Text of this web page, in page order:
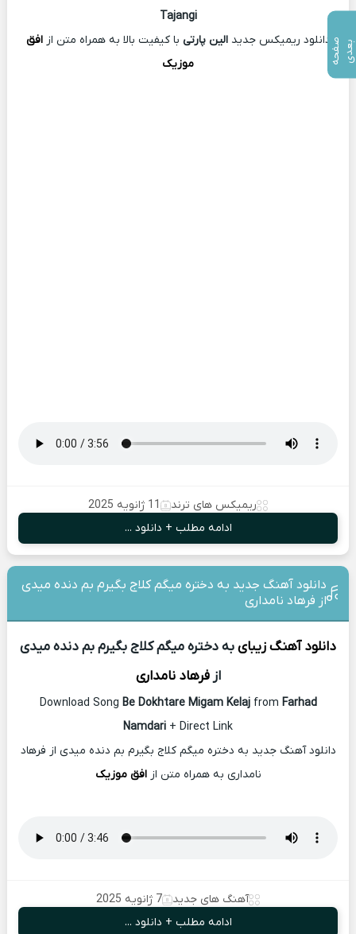
Tajangi
دانلود ریمیکس جدیدالین پارتی با کیفیت بالا به همراه متن ازافق
موزیک
ریمیکس های ترند
11 ژانویه 2025
ادامه مطلب + دانلود ...
دانلود آهنگ جدید به دختره میگم کلاج بگیرم بم دنده میدی
از فرهاد نامداری
دانلود آهنگ زیبایبه دختره میگم کلاج بگیرم بم دنده میدی
ازفرهاد نامداری
Download Song Be Dokhtare Migam Kelajfrom Farhad
Namdari + Direct Link
دانلود آهنگ جدید به دختره میگم کلاج بگیرم بم دنده میدی از فرهاد
نامداری به همراه متن ازافق موزیک
آهنگ های جدید
7 ژانویه 2025
ادامه مطلب + دانلود ...
ص
ف
ح
ه ب ع
د ی